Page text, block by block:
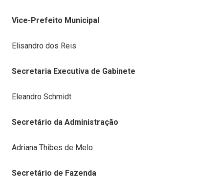
Vice-Prefeito Municipal
Elisandro dos Reis
Secretaria Executiva de Gabinete
Eleandro Schmidt
Secretário da Administração
Adriana Thibes de Melo
Secretário de Fazenda